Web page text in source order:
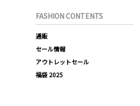
FASHION CONTENTS
通販
セール情報
アウトレットセール
福袋 2025